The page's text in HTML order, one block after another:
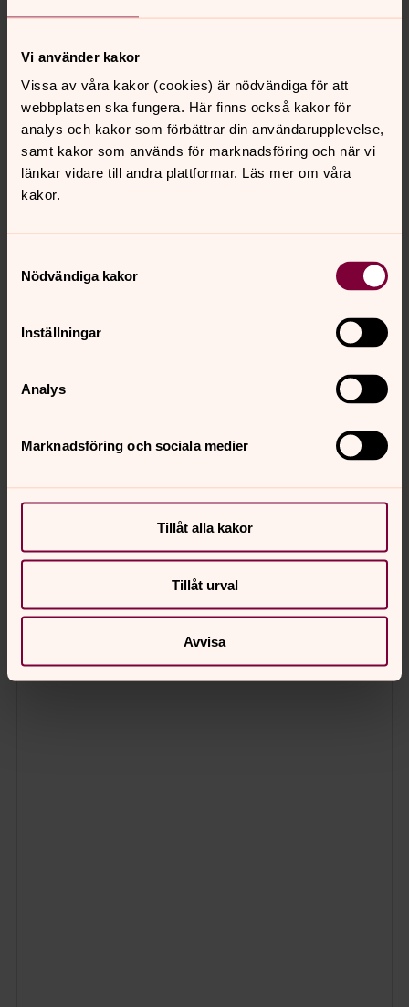
Vi använder kakor
Vissa av våra kakor (cookies) är nödvändiga för att
webbplatsen ska fungera. Här finns också kakor för
analys och kakor som förbättrar din användarupplevelse,
samt kakor som används för marknadsföring och när vi
länkar vidare till andra plattformar. Läs mer om våra
kakor.
Nödvändiga kakor
Inställningar
Analys
Marknadsföring och sociala medier
Tillåt alla kakor
Tillåt urval
Avvisa